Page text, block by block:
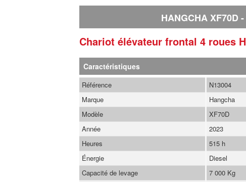
HANGCHA XF70D
Chariot élévateur frontal 4 roues
Caractéristiques
Référence
N13004
Marque
Hangcha
Modèle
XF70D
Année
2023
Heures
515 h
Énergie
Diesel
Capacité de levage
7 000 Kg